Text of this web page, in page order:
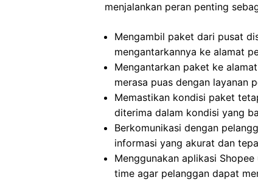
menjalankan peran penting
Mengambil paket dari pusat
mengantarkannya ke alamat
Mengantarkan paket ke
merasa puas dengan layanan
Memastikan kondisi paket
diterima dalam kondisi yang
Berkomunikasi dengan
informasi yang akurat dan
Menggunakan aplikasi
time agar pelanggan dapat